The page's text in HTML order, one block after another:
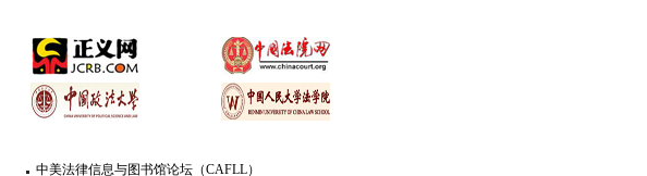
中美法律信息与图书馆论坛（CAFLL）